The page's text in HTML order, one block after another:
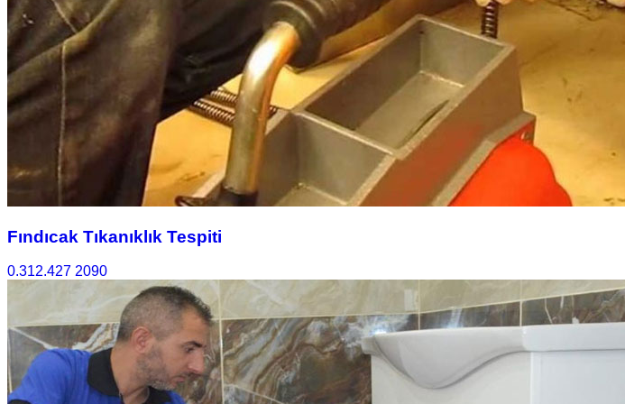
Fındıcak Tıkanıklık Tespiti
0.312.427 2090